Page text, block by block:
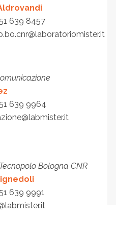
639 8457
639 9964
Bologna CNR
639 9991